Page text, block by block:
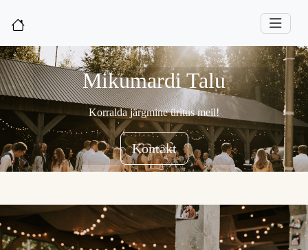
Mikumardi Talu
Korralda järgmine üritus meil!
Kontakt